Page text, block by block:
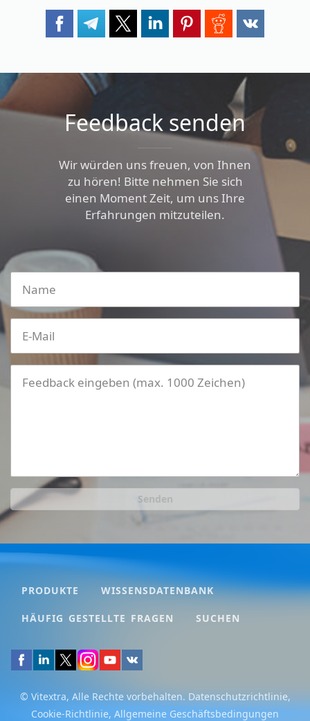
Feedback senden
Wir würden uns freuen, von Ihnen
zu hören! Bitte nehmen Sie sich
einen Moment Zeit, um uns Ihre
Erfahrungen mitzuteilen.
Senden
PRODUKTE WISSENSDATENBANK
HÄUFIG GESTELLTE FRAGEN SUCHEN
© Vitextra, Alle Rechte vorbehalten. Datenschutzrichtlinie,
Cookie-Richtlinie, Allgemeine Geschäftsbedingungen